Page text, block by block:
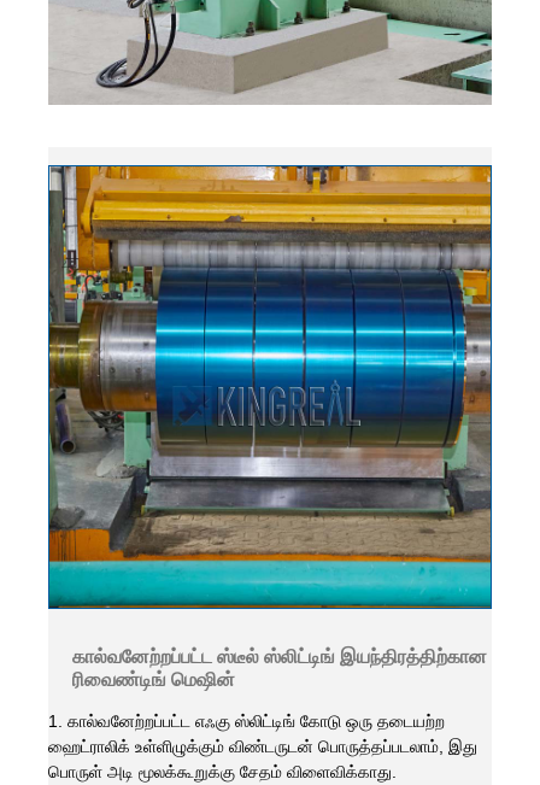
கால்வனேற்றப்பட்ட ஸ்டீல் ஸ்லிட்டிங் இயந்திரத்திற்கான
ரிவைண்டிங் மெஷின்
1. கால்வனேற்றப்பட்ட எஃகு ஸ்லிட்டிங் கோடு ஒரு தடையற்ற
ஹைட்ராலிக் உள்ளிழுக்கும் விண்டருடன் பொருத்தப்படலாம், இது
பொருள் அடி மூலக்கூறுக்கு சேதம் விளைவிக்காது.